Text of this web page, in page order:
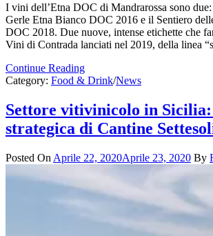
I vini dell’Etna DOC di Mandrarossa sono
Gerle Etna Bianco DOC 2016 e il Sentiero
DOC 2018. Due nuove, intense etichette che
Vini di Contrada lanciati nel 2019, della linea
Continue Reading
Category: Food & Drink/News
Settore vitivinicolo in
strategica di Cantine
Posted On Aprile 22, 2020Aprile 23, 2020 By